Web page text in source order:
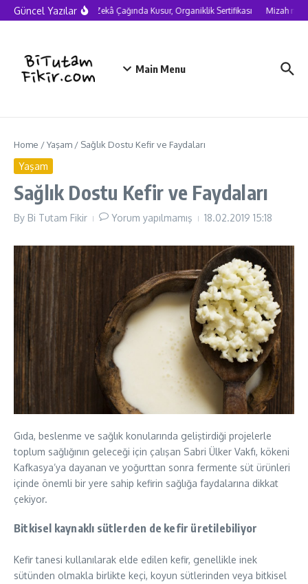
Skip to content
Güncel YazılarYapay Zekâ Çağında Kusur, Organiklik Sertifikası Mizah
Main Menu
Home /Yaşam / Sağlık Dostu Kefir ve Faydaları
Yaşam
Sağlık Dostu Kefir ve Faydaları
By Bi Tutam Fikir Yorum yapılmamış 18.02.2019 15:18
Gıda, beslenme ve sağlık konularında geliştirdiği projelerle
toplum sağlığının geleceği için çalışan Sabri Ülker Vakfı, kökeni
Kafkasya’ya dayanan ve yoğurttan sonra fermente süt ürünleri
içinde önemli bir yere sahip kefirin sağlığa faydalarına dikkat
çekiyor.
Bitkisel kaynaklı sütlerden de kefir üretilebiliyor
Kefir tanesi kullanılarak elde edilen kefir, genellikle inek
sütünden olmakla birlikte keçi, koyun sütlerinden veya bitkisel